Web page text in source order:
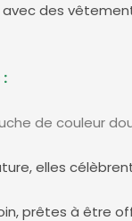
des
:
de couleur
elles
prêtes à être